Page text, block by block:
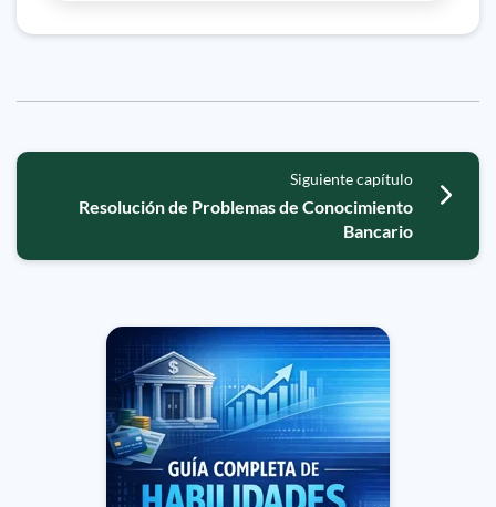
Siguiente capítulo
Resolución de Problemas de Conocimiento
Bancario